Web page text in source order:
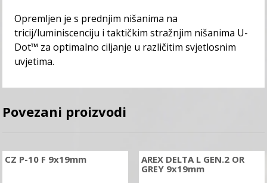
Opremljen je s prednjim nišanima na
tricij/luminiscenciju i taktičkim stražnjim nišanima U-
Dot™ za optimalno ciljanje u različitim svjetlosnim
uvjetima.
Povezani proizvodi
CZ P-10 F 9x19mm
AREX DELTA L GEN.2 OR
GREY 9x19mm